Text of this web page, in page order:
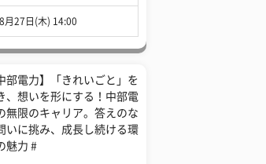
月27日(木) 14:00
部電力】「きれいごと」を
、想いを形にする！中部電
無限のキャリア。答えのな
いに挑み、成長し続ける環
魅力 #